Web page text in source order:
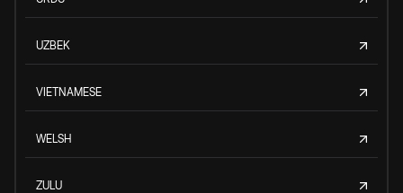
UZBEK
VIETNAMESE
WELSH
ZULU